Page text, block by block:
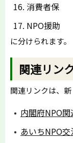
消費者保
NPO援助
に分けられます。
関連リン
関連リンクは、新
内閣府NPO関
あいちNPO交